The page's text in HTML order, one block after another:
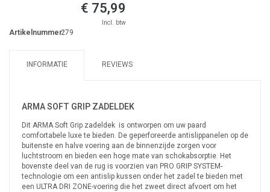
€ 75,99
Incl. btw
Artikelnummer:279
INFORMATIE REVIEWS
ARMA SOFT GRIP ZADELDEK
Dit ARMA Soft Grip zadeldek is ontworpen om uw paard
comfortabele luxe te bieden. De geperforeerde antislippanelen op de
buitenste en halve voering aan de binnenzijde zorgen voor
luchtstroom en bieden een hoge mate van schokabsorptie. Het
bovenste deel van de rug is voorzien van PRO GRIP SYSTEM-
technologie om een antislip kussen onder het zadel te bieden met
een ULTRA DRI ZONE-voering die het zweet direct afvoert om het